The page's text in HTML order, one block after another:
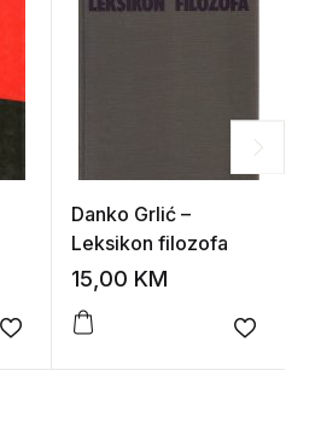
Add to wishlist
Danko Grlić –
Leksikon filozofa
15,00 KM
Add to